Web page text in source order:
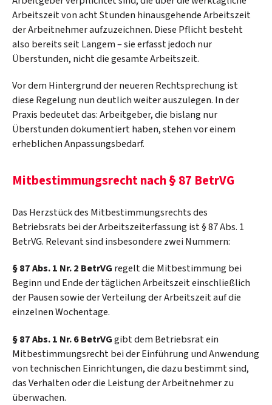
Arbeitszeit von acht Stunden hinausgehende Arbeitszeit
der Arbeitnehmer aufzuzeichnen. Diese Pflicht besteht
also bereits seit Langem – sie erfasst jedoch nur
Überstunden, nicht die gesamte Arbeitszeit.
Vor dem Hintergrund der neueren Rechtsprechung ist
diese Regelung nun deutlich weiter auszulegen. In der
Praxis bedeutet das: Arbeitgeber, die bislang nur
Überstunden dokumentiert haben, stehen vor einem
erheblichen Anpassungsbedarf.
Mitbestimmungsrecht nach § 87 BetrVG
Das Herzstück des Mitbestimmungsrechts des
Betriebsrats bei der Arbeitszeiterfassung ist § 87 Abs. 1
BetrVG. Relevant sind insbesondere zwei Nummern:
§ 87 Abs. 1 Nr. 2 BetrVG regelt die Mitbestimmung bei
Beginn und Ende der täglichen Arbeitszeit einschließlich
der Pausen sowie der Verteilung der Arbeitszeit auf die
einzelnen Wochentage.
§ 87 Abs. 1 Nr. 6 BetrVGgibt dem Betriebsrat ein
Mitbestimmungsrecht bei der Einführung und Anwendung
von technischen Einrichtungen, die dazu bestimmt sind,
das Verhalten oder die Leistung der Arbeitnehmer zu
überwachen.